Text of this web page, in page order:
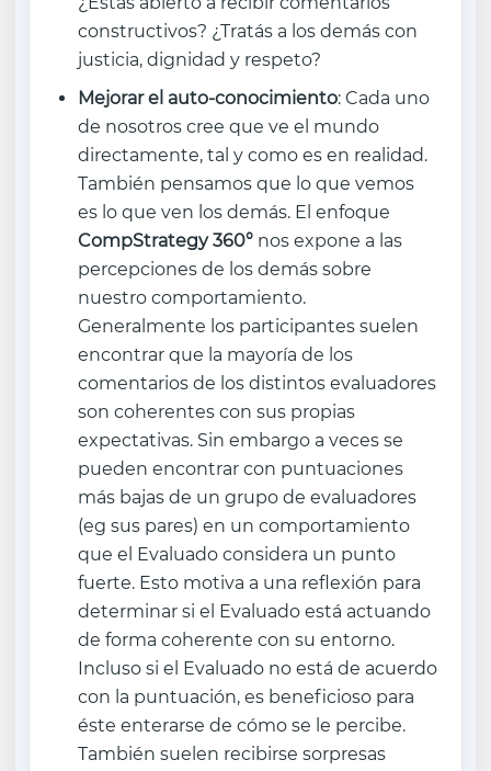
constructivos? ¿Tratás a los demás con
justicia, dignidad y respeto?
Mejorar el auto-conocimiento: Cada uno
de nosotros cree que ve el mundo
directamente, tal y como es en realidad.
También pensamos que lo que vemos
es lo que ven los demás. El enfoque
CompStrategy 360° nos expone a las
percepciones de los demás sobre
nuestro comportamiento.
Generalmente los participantes suelen
encontrar que la mayoría de los
comentarios de los distintos evaluadores
son coherentes con sus propias
expectativas. Sin embargo a veces se
pueden encontrar con puntuaciones
más bajas de un grupo de evaluadores
(eg sus pares) en un comportamiento
que el Evaluado considera un punto
fuerte. Esto motiva a una reflexión para
determinar si el Evaluado está actuando
de forma coherente con su entorno.
Incluso si el Evaluado no está de acuerdo
con la puntuación, es beneficioso para
éste enterarse de cómo se le percibe.
También suelen recibirse sorpresas